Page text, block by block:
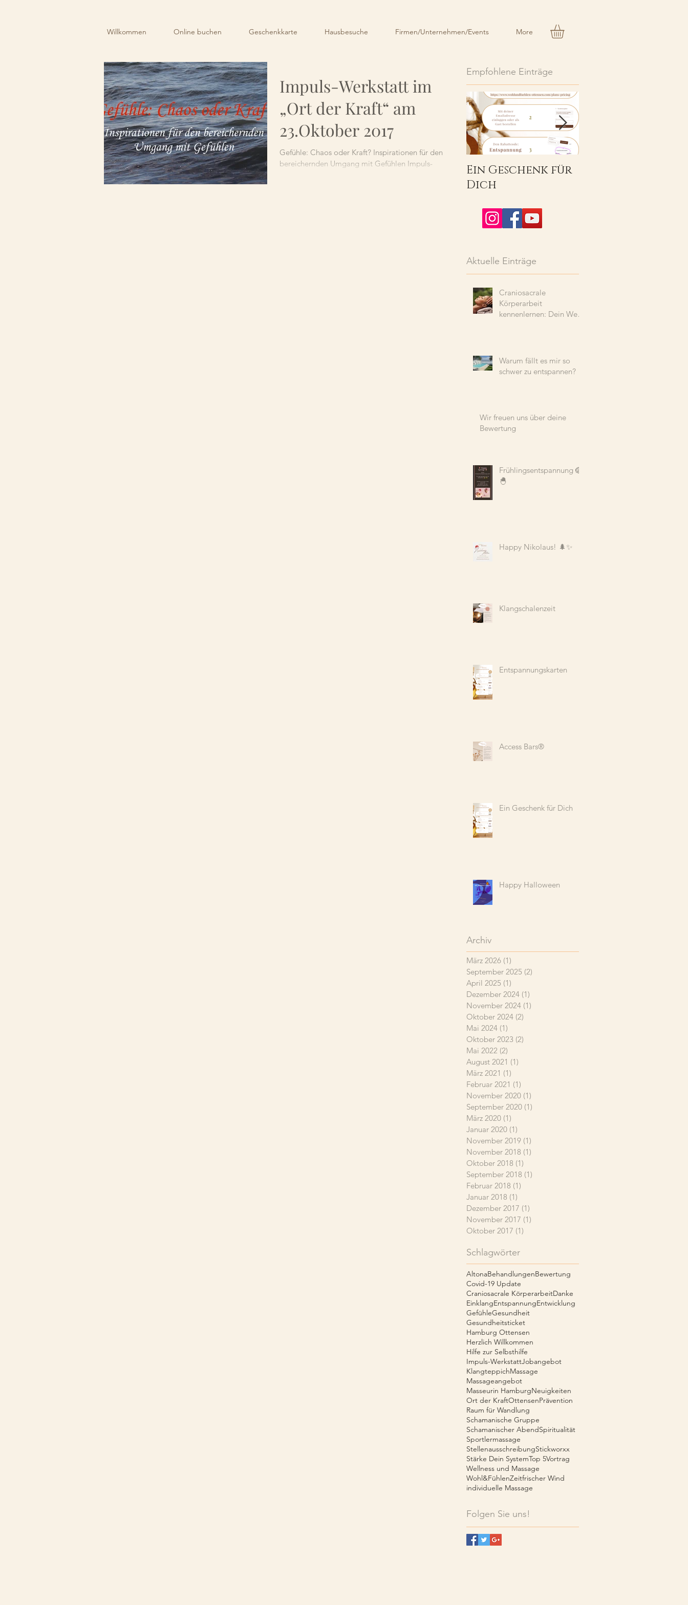
Willkommen Online buchen Geschenkkarte Hausbesuche Firmen/Unternehmen/Events More
Impuls-Werkstatt im
„Ort der Kraft“ am
23.Oktober 2017
Gefühle: Chaos oder Kraft? Inspirationen für den
bereichernden Umgang mit Gefühlen Impuls-
Empfohlene Einträge
Ein Geschenk für
Dich
Aktuelle Einträge
Craniosacrale
Körperarbeit
kennenlernen: Dein Weg
Warum fällt es mir so
schwer zu entspannen?
Wir freuen uns über deine
Bewertung
Frühlingsentspannung 🪺
🐣
Happy Nikolaus! 🌲✨
Klangschalenzeit
Entspannungskarten
Access Bars®️
Ein Geschenk für Dich
Happy Halloween
Archiv
März 2026 (1)
September 2025 (2)
April 2025 (1)
Dezember 2024 (1)
November 2024 (1)
Oktober 2024 (2)
Mai 2024 (1)
Oktober 2023 (2)
Mai 2022 (2)
August 2021 (1)
März 2021 (1)
Februar 2021 (1)
November 2020 (1)
September 2020 (1)
März 2020 (1)
Januar 2020 (1)
November 2019 (1)
November 2018 (1)
Oktober 2018 (1)
September 2018 (1)
Februar 2018 (1)
Januar 2018 (1)
Dezember 2017 (1)
November 2017 (1)
Oktober 2017 (1)
Schlagwörter
AltonaBehandlungenBewertung
Covid-19 Update
Craniosacrale KörperarbeitDanke
EinklangEntspannungEntwicklung
GefühleGesundheit
Gesundheitsticket
Hamburg Ottensen
Herzlich Willkommen
Hilfe zur Selbsthilfe
Impuls-WerkstattJobangebot
KlangteppichMassage
Massageangebot
Masseurin HamburgNeuigkeiten
Ort der KraftOttensenPrävention
Raum für Wandlung
Schamanische Gruppe
Schamanischer AbendSpiritualität
Sportlermassage
StellenausschreibungStickworxx
Stärke Dein SystemTop 5Vortrag
Wellness und Massage
Wohl&FühlenZeitfrischer Wind
individuelle Massage
Folgen Sie uns!